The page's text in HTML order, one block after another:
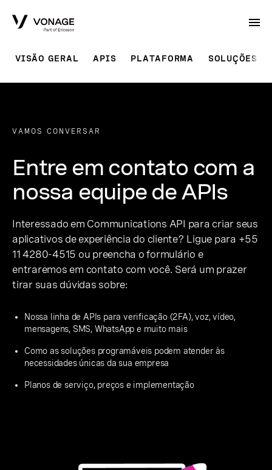
VISÃO GERAL APIS PLATAFORMA SOLUÇÕES
VAMOS CONVERSAR
Entre em contato com a
nossa equipe de APIs
Interessado em Communications API para criar seus
aplicativos de experiência do cliente? Ligue para +55
11 4280-4515 ou preencha o formulário e
entraremos em contato com você. Será um prazer
tirar suas dúvidas sobre:
Nossa linha de APIs para verificação (2FA), voz, vídeo,
mensagens, SMS, WhatsApp e muito mais
Como as soluções programáveis podem atender às
necessidades únicas da sua empresa
Planos de serviço, preços e implementação